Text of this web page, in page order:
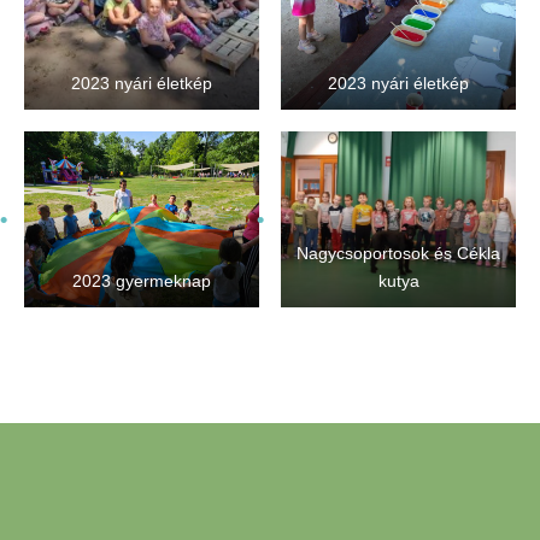
2023 nyári életkép 2023 nyári életkép
2023 gyermeknap
Nagycsoportosok és Cékla
kutya